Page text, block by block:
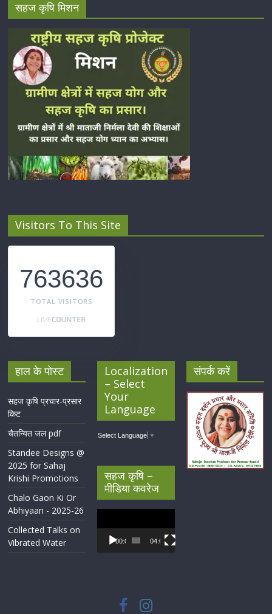
सहज कृषि मिशन
Visitors To This Site
763636
TOTAL VISITORS
हाल के पोस्ट
सहज कृषि प्रचार-प्रसार
किट
चैतन्यित जल pdf
Standee Designs @
2025 for Sahaj
Krishi Promotions
Chalo Gaon Ki Or
Abhiyaan - 2025-26
Collected Talks on
Vibrated Water
Localization
– Select
Your
Language
Select Language ▼
सहज कृषि –
मीडिया कवरेज
Player
00:00 04:07
संपर्क करें